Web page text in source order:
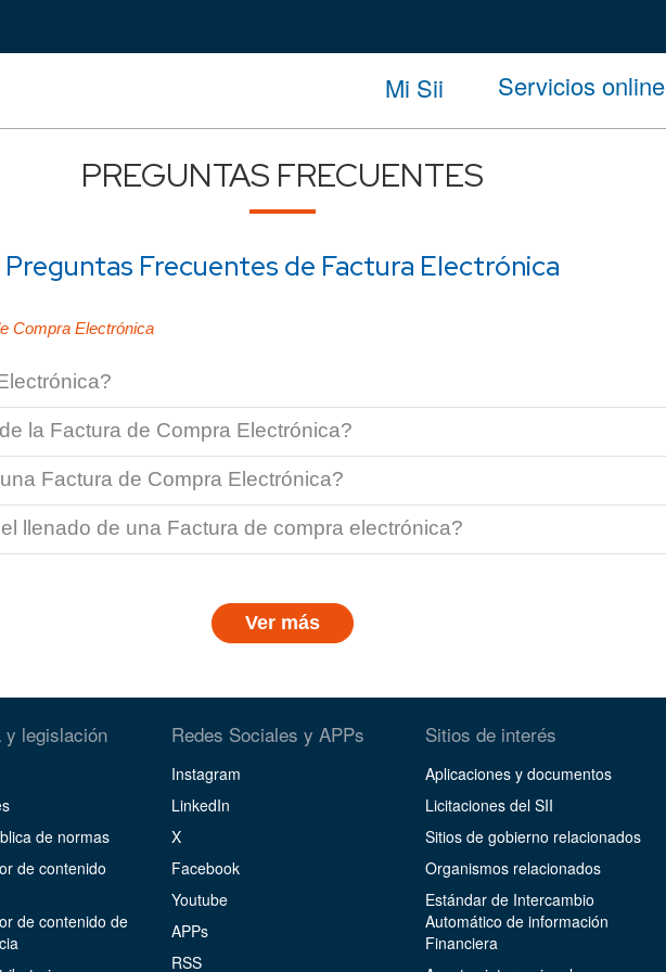
Mi Sii Servicios online
PREGUNTAS FRECUENTES
Preguntas Frecuentes de Factura Electrónica
Compra Electrónica
la Factura de Compra Electrónica?
Factura de Compra Electrónica?
llenado de una Factura de compra electrónica?
Ver más
y legislación
de normas
de contenido
de contenido de
Redes Sociales y APPs
Instagram
LinkedIn
X
Facebook
Youtube
APPs
RSS
Sitios de interés
Aplicaciones y documentos
Licitaciones del SII
Sitios de gobierno relacionados
Organismos relacionados
Estándar de Intercambio
Automático de información
Financiera